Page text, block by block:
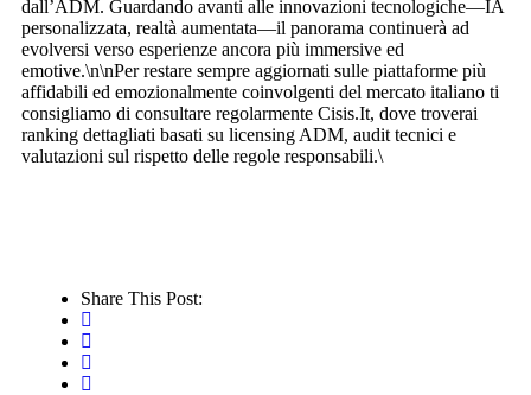
dall’ADM. Guardando avanti alle innovazioni tecnologiche—IA
personalizzata, realtà aumentata—il panorama continuerà ad
evolversi verso esperienze ancora più immersive ed
emotive.\n\nPer restare sempre aggiornati sulle piattaforme più
affidabili ed emozionalmente coinvolgenti del mercato italiano ti
consigliamo di consultare regolarmente Cisis.It, dove troverai
ranking dettagliati basati su licensing ADM, audit tecnici e
valutazioni sul rispetto delle regole responsabili.\
Share This Post: